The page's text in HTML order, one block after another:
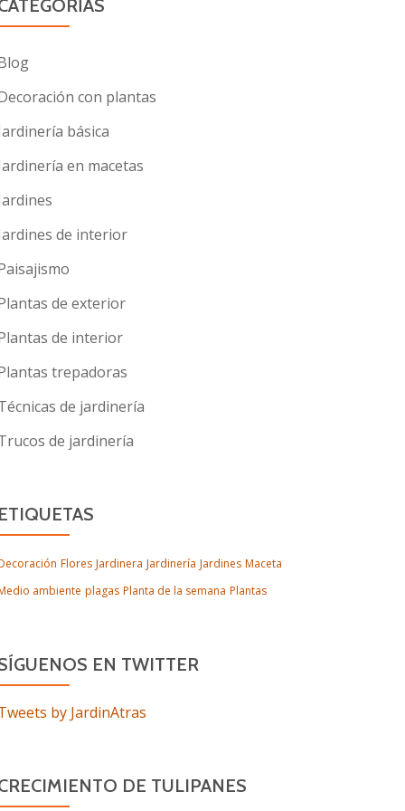
con plantas
básica
en macetas
de interior
de exterior
de interior
trepadoras
de jardinería
de jardinería
ETIQUETAS
Flores Jardinera Jardinería Jardines Maceta
ambiente plagas Planta de la semana Plantas
EN TWITTER
by JardinAtras
DE TULIPANES